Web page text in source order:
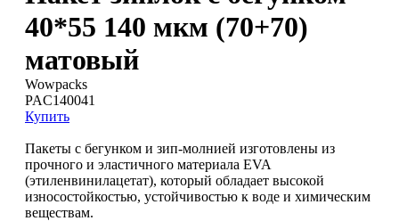
40*55 140 мкм (70+70)
матовый
Wowpacks
PAC140041
Купить
Пакеты с бегунком и зип-молнией изготовлены из
прочного и эластичного материала EVA
(этиленвинилацетат), который обладает высокой
износостойкостью, устойчивостью к воде и химическим
веществам.